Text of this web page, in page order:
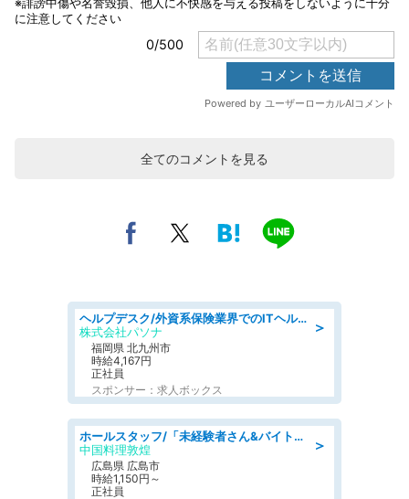
全てのコメントを見る
＞
ヘルプデスク/外資系保険業界でのITヘルプデスク業務/駅近/即日勤務可/ヘルプデスク
株式会社パソナ
福岡県 北九州市
時給4,167円
正社員
スポンサー：求人ボックス
＞
ホールスタッフ/「未経験者さん&バイトデビューも大歓迎」残業ほぼなし×1日3時間〜勤務OK!フォロー体制も充実/広島県/広島市南区
中国料理敦煌
広島県 広島市
時給1,150円～
正社員